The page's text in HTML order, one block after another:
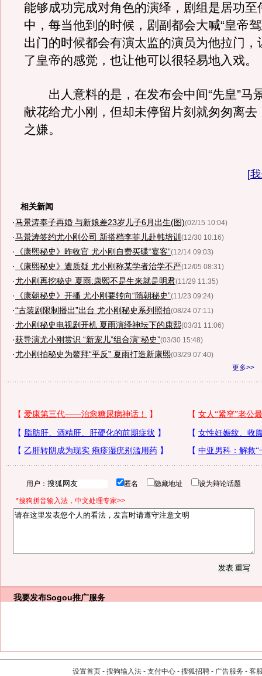
能够成功完成对角色的演绎，剧组是居功至
中，每当他到的时候，剧副都会大喊“皇帝
出门的时候都会有演太监的演员为他拉门，
了皇帝的感觉，也让他可以很轻易地入戏。
出人意料的是，在发布会中间“先皇”马
献花给尤小刚，但却未停留片刻就匆匆离去
之嫌。
[
相关新闻
·马景涛奉子再婚 与新娘差23岁儿子6月出生(图)(02/15 10:04)
·马景涛签约尤小刚公司 新搭档李菲儿赴韩培训 (12/30 10:16)
· 《康熙秘史》昨收官 尤小刚自费买碟“宴客”(12/14 09:03)
· 《康熙秘史》遭质疑 尤小刚称某学者治学不严(12/05 08:31)
·尤小刚再挖秘史 夏雨:康熙不是生来就是明君(11/29 11:35)
· 《康朝秘史》开播 尤小刚要转向“隋朝秘史”(11/23 09:24)
·“古装剧限制播出”出台 尤小刚秘史系列照拍(08/24 07:11)
·尤小刚秘史电视剧开机 夏雨演绎神坛下的康熙(03/31 11:06)
·获导演尤小刚赏识 “新宠儿”组合演“秘史”(03/30 15:48)
·尤小刚拍秘史为鳌拜“平反” 夏雨打造新康熙(03/29 07:40)
更多>>
用户： 匿名 隐藏地址 设为辩论话题
*搜狗拼音输入法，中文处理专家>>
我要发布Sogou推广服务
设置首页 - 搜狗输入法 - 支付中心 - 搜狐招聘 - 广告服务 - 客